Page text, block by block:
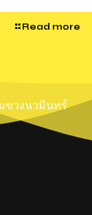
Read more
แขวงนวมินทร์